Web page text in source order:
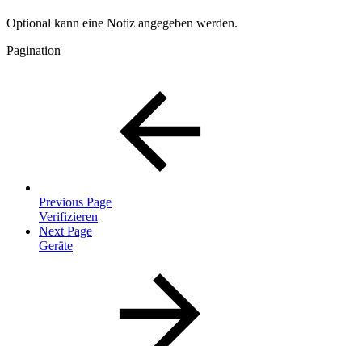
Optional kann eine Notiz angegeben werden.
Pagination
Previous Page
Verifizieren
Next Page
Geräte